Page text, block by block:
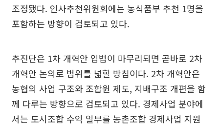
조정됐다. 인사추천위원회에는 농식품부 추천 1명을
포함하는 방향이 검토되고 있다.
추진단은 1차 개혁안 입법이 마무리되면 곧바로 2차
개혁안 논의로 범위를 넓힐 방침이다. 2차 개혁안은
농협의 사업 구조와 조합원 제도, 지배구조 개편을 함
께 다루는 방향으로 검토되고 있다. 경제사업 분야에
서는 도시조합 수익 일부를 농촌조합 경제사업 지원